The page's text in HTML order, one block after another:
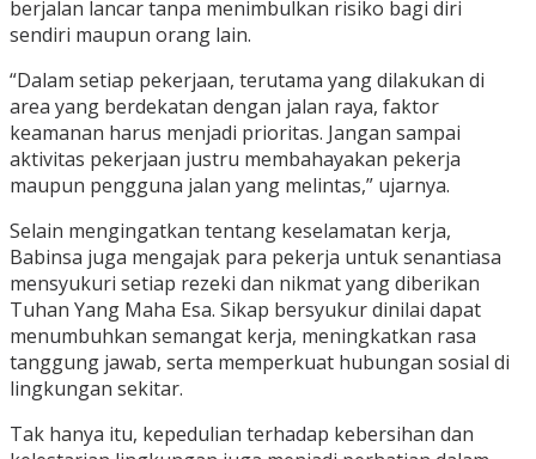
berjalan lancar tanpa menimbulkan risiko bagi diri
sendiri maupun orang lain.
“Dalam setiap pekerjaan, terutama yang dilakukan di
area yang berdekatan dengan jalan raya, faktor
keamanan harus menjadi prioritas. Jangan sampai
aktivitas pekerjaan justru membahayakan pekerja
maupun pengguna jalan yang melintas,” ujarnya.
Selain mengingatkan tentang keselamatan kerja,
Babinsa juga mengajak para pekerja untuk senantiasa
mensyukuri setiap rezeki dan nikmat yang diberikan
Tuhan Yang Maha Esa. Sikap bersyukur dinilai dapat
menumbuhkan semangat kerja, meningkatkan rasa
tanggung jawab, serta memperkuat hubungan sosial di
lingkungan sekitar.
Tak hanya itu, kepedulian terhadap kebersihan dan